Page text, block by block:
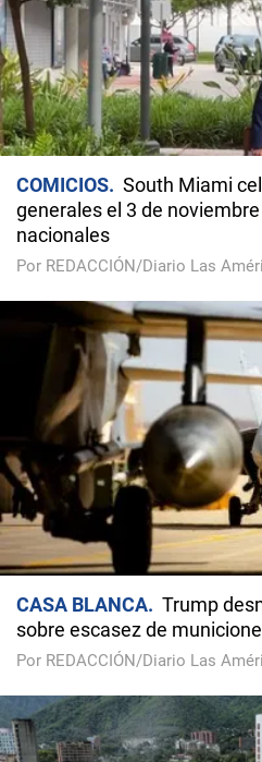
COMICIOS
South Miami
generales el 3 de
nacionales
Por REDACCIÓN/Diario Las
CASA BLANCA
Trump
sobre escasez de
Por REDACCIÓN/Diario Las